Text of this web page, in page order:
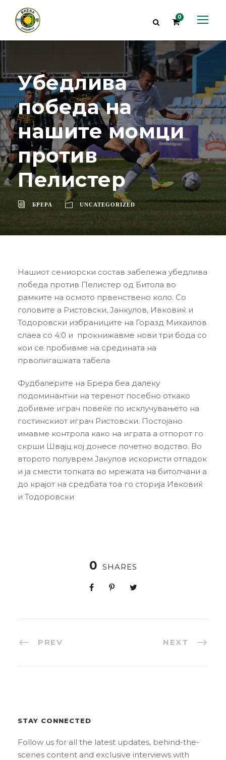
0
Убедлива
победа на
нашите момци
против
Пелистер
БРЕРА UNCATEGORIZED
Нашиот сениорски состав забележа убедлива
победа против Пелистер од Битола во
рамките на осмото првенствено коло. Со
головите а Ристовски, Јанкулов, Ивковиќ и
Тодоровски избраниците на Горазд Михаилов
слаеа со 4:0 и прокнижавме нови три бода со
кои се пробивме на средината на
прволигашката табела
Фудбалерите на Брера беа далеку
подоминантни на теренот посебно откако
добивме играч повеќе по исклучувањето на
гостинскиот играч Ристовски. Постојано
имавме контрола како на играта а отпорот го
скрши Швајц кој донесе почетно водство. Во
второто полуврем Јакулов искористи отпадок
и ја смести топката во мрежата на битолчани а
до крајот на средбата тоа го сторија Ивковиќ
и Тодоровски
0 SHARES
PREV NEXT
STAY CONNECTED
Follow us for all the latest updates, behind-the-
scenes content and exclusive interviews with